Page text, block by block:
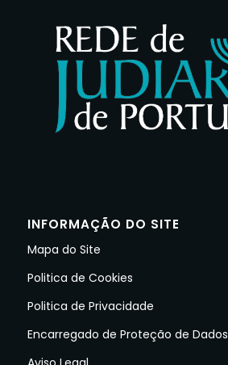
INFORMAÇÃO DO SITE
Mapa do Site
Politica de Cookies
Politica de Privacidade
Encarregado de Proteção de Dados